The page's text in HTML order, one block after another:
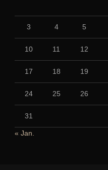
3 4 5
10 11 12
17 18 19
24 25 26
31
« Jan.